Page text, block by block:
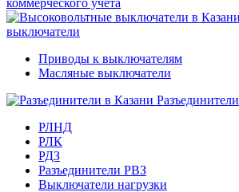
коммерческого учета
выключатели
Приводы к выключателям
Масляные выключатели
Разъединители
РЛНД
РЛК
РДЗ
Разъединители РВЗ
Выключатели нагрузки